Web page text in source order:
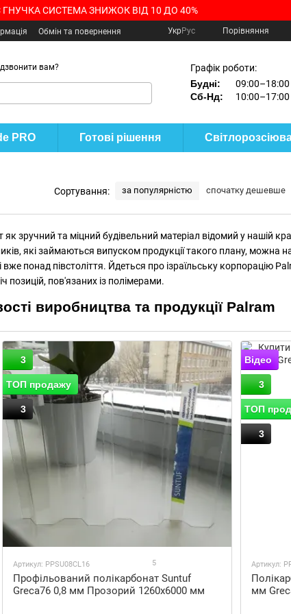
СИСТЕМА ЗНИЖОК ВІД 10 ДО 40%
Обмін та повернення
УкрРус Порівняння
вам?
Графік роботи:
Будні:
09:00–18:00
Сб-Нд:
PRO Готові рішення
Сортування: за популярністю спочатку дешевше
як зручний та міцний будівельний матеріал відомий у нашій
які займаються випуском продукції такого плану, можна
вже понад півстоліття. Йдеться про ізраїльську корпорацію
позицій, пов'язаних із полімерами.
виробництва та продукції Palram
по всьому світу. Пріоритетним напрямком роботи в неї є
у вигляді різноформатної продукції, включно з
стін.
фірма випускає у кількох серіях. Вироби даного бренду широко
та будівельної сфери, сільському господарстві,
пропозицій від компанії Palram має такий вигляд:
профільований та монолітний полікарбонат;
листи;
покрівельні системи;
листів полікарбонату;
гігієнічного облицювання стін.
критий дворик біля заміського будинку чи дачі, навіс
3
ТОП продажу
3
Артикул: PPSU08CL16 5
Профільований полікарбонат Suntuf
Greca76 0,8 мм Прозорий 1260x6000 мм
Відео
3
ТОП
3
Артикул:
мм